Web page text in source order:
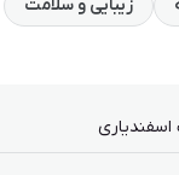
زیبایی و سلامت